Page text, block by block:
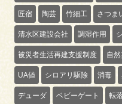
匠宿 陶芸 竹細工 さつま
清水区建設会社 調湿作用
被災者生活再建支援制度 自
UA値 シロアリ駆除 消毒
デューダ ベビーゲート 転